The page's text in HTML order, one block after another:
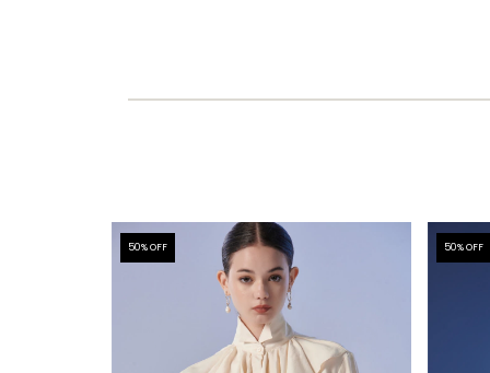
50% OFF 50% OFF